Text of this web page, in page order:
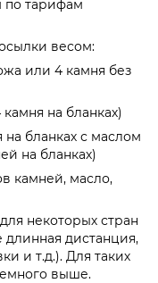
по тарифам
весом:
или 4 камня без
на бланках)
бланках с маслом
на бланках)
камней, масло,
некоторых стран
длинная дистанция,
и т.д.). Для таких
выше.